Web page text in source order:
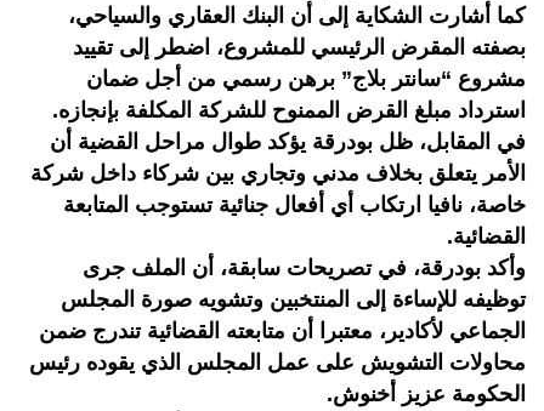
كما أشارت الشكاية إلى أن البنك العقاري والسياحي،
بصفته المقرض الرئيسي للمشروع، اضطر إلى تقييد
مشروع “سانتر بلاج” برهن رسمي من أجل ضمان
استرداد مبلغ القرض الممنوح للشركة المكلفة بإنجازه.
في المقابل، ظل بودرقة يؤكد طوال مراحل القضية أن
الأمر يتعلق بخلاف مدني وتجاري بين شركاء داخل شركة
خاصة، نافيا ارتكاب أي أفعال جنائية تستوجب المتابعة
القضائية.
وأكد بودرقة، في تصريحات سابقة، أن الملف جرى
توظيفه للإساءة إلى المنتخبين وتشويه صورة المجلس
الجماعي لأكادير، معتبرا أن متابعته القضائية تندرج ضمن
محاولات التشويش على عمل المجلس الذي يقوده رئيس
الحكومة عزيز أخنوش.